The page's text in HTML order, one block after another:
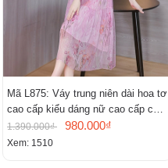
Mã L875: Váy trung niên dài hoa tơ
cao cấp kiểu dáng nữ cao cấp cao
cấp thần
1.390.000₫ 980.000₫
Xem: 1510